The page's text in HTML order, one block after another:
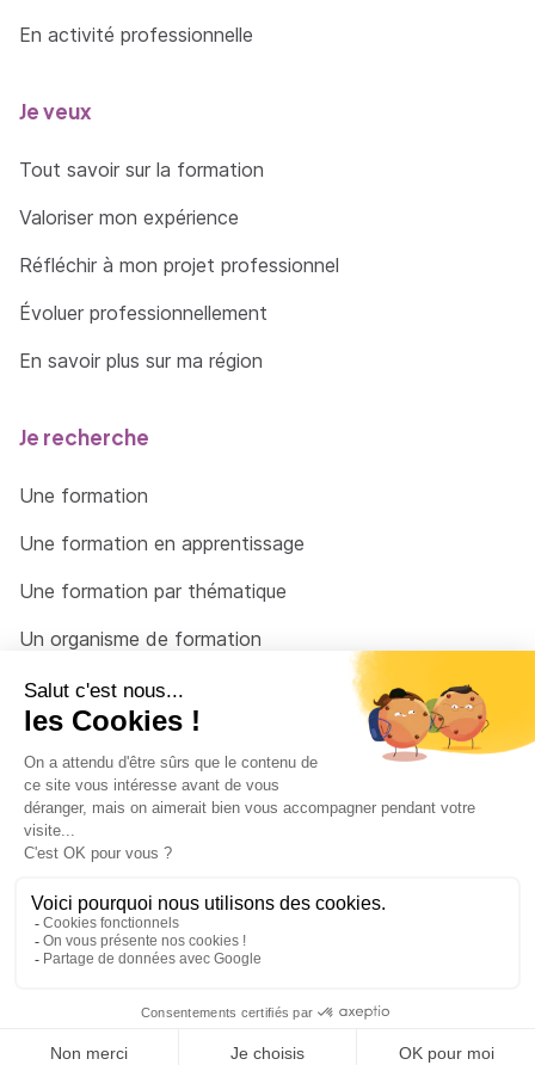
En activité professionnelle
Je veux
Tout savoir sur la formation
Valoriser mon expérience
Réfléchir à mon projet professionnel
Évoluer professionnellement
En savoir plus sur ma région
Je recherche
Une formation
Une formation en apprentissage
Une formation par thématique
Un organisme de formation
Un conseiller
Une solution pour raccrocher
© 2026 - Côté Formations - par Via Compétences
Menu Pied de page
Mentions Légales
Politique de confidentialité